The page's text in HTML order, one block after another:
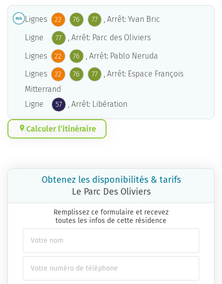
Lignes 22 76 77
, Arrêt: Yvan Bric
Ligne
77
, Arrêt: Parc des Oliviers
Lignes
22 76
, Arrêt: Pablo Neruda
Lignes
22 76 77
, Arrêt: Espace François
Mitterrand
Ligne
57 , Arrêt: Libération
Calculer l’itinéraire
Obtenez les disponibilités & tarifs
Le Parc Des Oliviers
Remplissez ce formulaire et recevez
toutes les infos de cette résidence